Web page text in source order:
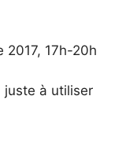
2017, 17h-20h
juste à utiliser